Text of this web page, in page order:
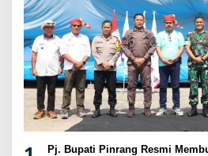
Pj. Bupati Pinrang Resmi